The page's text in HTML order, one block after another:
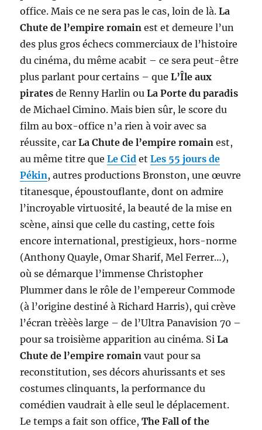
office. Mais ce ne sera pas le cas, loin de là.La
Chute de l’empire romain est et demeure l’un
des plus gros échecs commerciaux de l’histoire
du cinéma, du même acabit – ce sera peut-être
plus parlant pour certains – queL’Île aux
pirates de Renny Harlin ouLa Porte du paradis
de Michael Cimino. Mais bien sûr, le score du
film au box-office n’a rien à voir avec sa
réussite, carLa Chute de l’empire romain est,
au même titre queLe Cid etLes 55 jours de
Pékin, autres productions Bronston, une œuvre
titanesque, époustouflante, dont on admire
l’incroyable virtuosité, la beauté de la mise en
scène, ainsi que celle du casting, cette fois
encore international, prestigieux, hors-norme
(Anthony Quayle, Omar Sharif, Mel Ferrer…),
où se démarque l’immense Christopher
Plummer dans le rôle de l’empereur Commode
(à l’origine destiné à Richard Harris), qui crève
l’écran trèèès large – de l’Ultra Panavision 70 –
pour sa troisième apparition au cinéma. SiLa
Chute de l’empire romain vaut pour sa
reconstitution, ses décors ahurissants et ses
costumes clinquants, la performance du
comédien vaudrait à elle seul le déplacement.
Le temps a fait son office,The Fall of the